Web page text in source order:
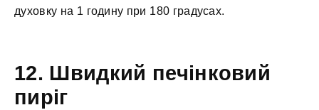
духовку на 1 годину при 180 градусах.
12. Швидкий печінковий
пиріг